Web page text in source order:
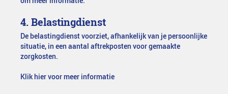
4. Belastingdienst
De belastingdienst voorziet, afhankelijk van je persoonlijke
situatie, in een aantal aftrekposten voor gemaakte
zorgkosten.
Klik hier voor meer informatie